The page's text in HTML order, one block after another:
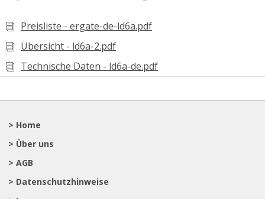
Preisliste - ergate-de-ld6a.pdf
Übersicht - ld6a-2.pdf
Technische Daten - ld6a-de.pdf
> Home
> Über uns
> AGB
> Datenschutzhinweise